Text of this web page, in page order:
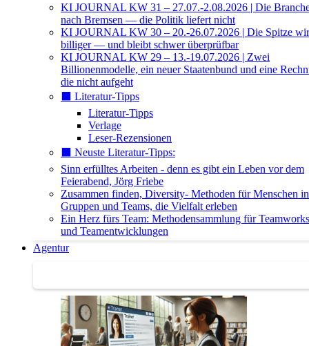
KI JOURNAL KW 31 – 27.07.-2.08.2026 | Die
nach Bremsen — die Politik liefert nicht
KI JOURNAL KW 30 – 20.-26.07.2026 | Die Spitze
billiger — und bleibt schwer überprüfbar
KI JOURNAL KW 29 – 13.-19.07.2026 | Zwei
Billionenmodelle, ein neuer Staatenbund und eine
die nicht aufgeht
⬛️ Literatur-Tipps
Literatur-Tipps
Verlage
Leser-Rezensionen
⬛️ Neuste Literatur-Tipps:
Sinn erfülltes Arbeiten - denn es gibt ein Leben vor dem
Feierabend, Jörg Friebe
Zusammen finden, Diversity- Methoden für Menschen in
Gruppen und Teams, die Vielfalt erleben
Ein Herz fürs Team: Methodensammlung für
und Teamentwicklungen
Agentur